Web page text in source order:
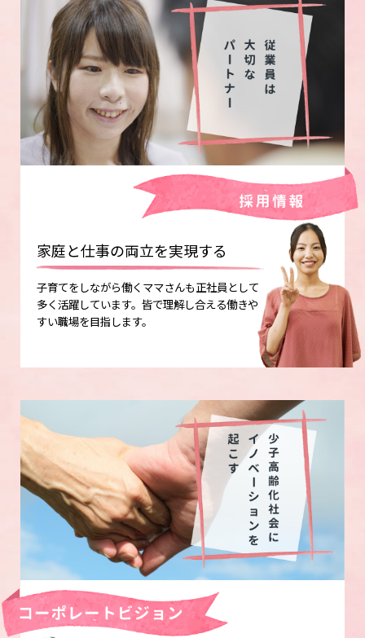
家庭と仕事の両立を実現する
子育てをしながら働くママさんも正社員として
多く活躍しています。皆で理解し合える働きや
すい職場を目指します。